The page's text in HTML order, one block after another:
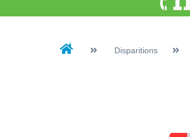
Disparitions